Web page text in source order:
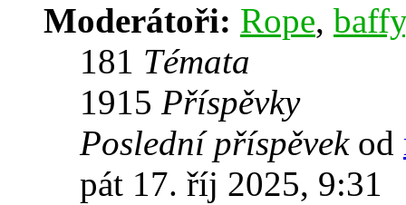
Moderátoři: Rope, baffy
181 Témata
1915 Příspěvky
Poslední příspěvekod
pát 17. říj 2025, 9:31